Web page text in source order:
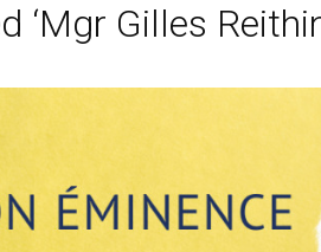
‘Mgr Gilles